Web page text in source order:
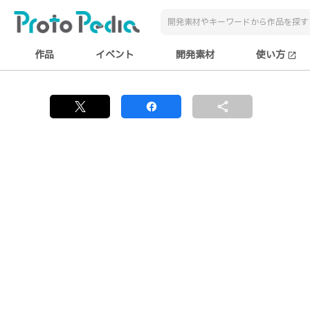
作品 イベント 開発素材 使い方 open_in_new
share